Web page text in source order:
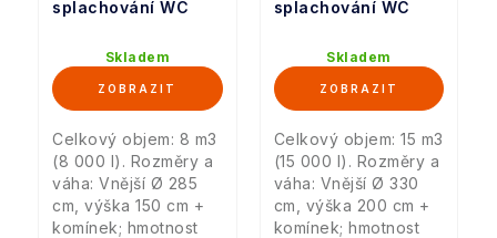
splachování WC
Skladem
Celkový objem: 8 m3
(8 000 l). Rozměry a
váha: Vnější Ø 285
cm, výška 150 cm +
komínek; hmotnost
splachování WC
Skladem
Celkový objem: 15 m3
(15 000 l). Rozměry a
váha: Vnější Ø 330
cm, výška 200 cm +
komínek; hmotnost